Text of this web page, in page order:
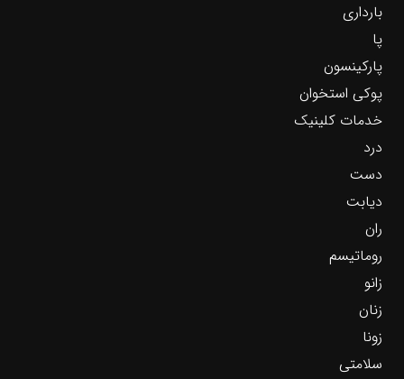
بارداری
پا
پارکینسون
پوکی استخوان
خدمات کلینیک
درد
دست
دیابت
ران
روماتیسم
زانو
زنان
زونا
سلامتی